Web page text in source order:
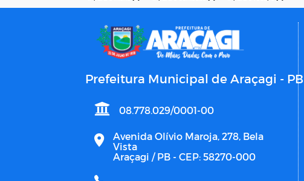
Prefeitura Municipal de Araçagi - PB
08.778.029/0001-00
Avenida Olívio Maroja, 278, Bela
Vista
Araçagi / PB - CEP: 58270-000